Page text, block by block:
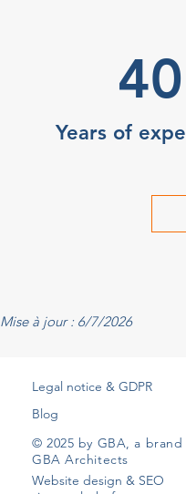
40
Years of
Mise à jour : 6/7/2026
Legal notice & GDPR
Blog
© 2025 by GBA, a
GBA Architects
Website design & SEO